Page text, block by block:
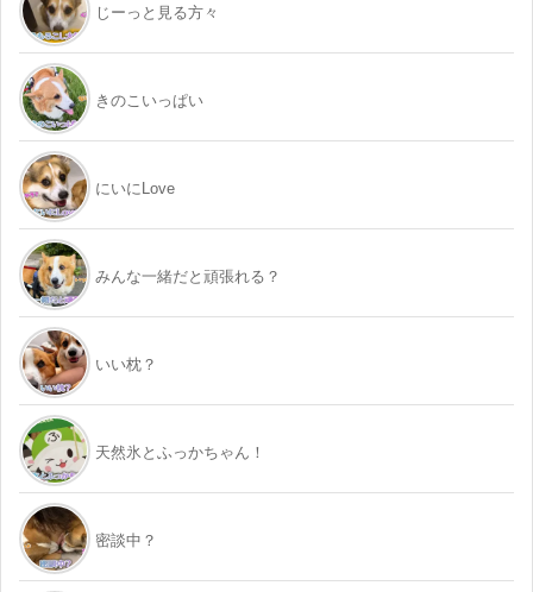
じーっと見る方々
きのこいっぱい
にいにLove
みんな一緒だと頑張れる？
いい枕？
天然氷とふっかちゃん！
密談中？